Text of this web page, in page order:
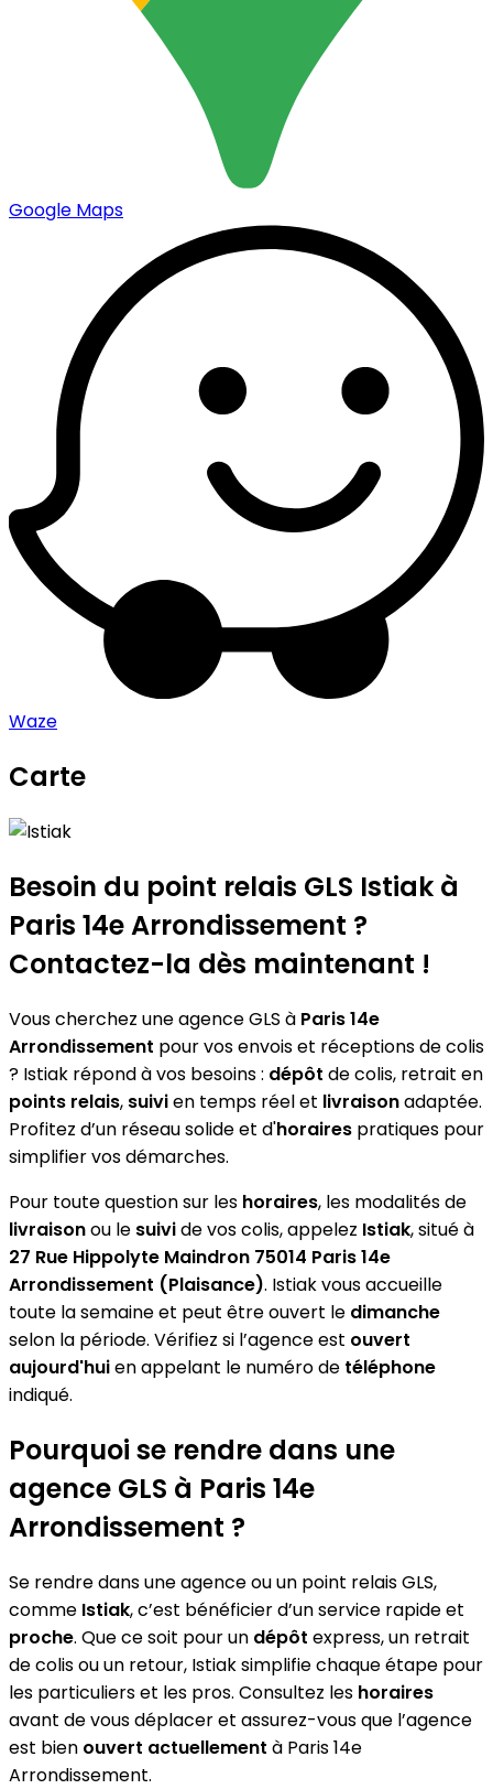
Google Maps
Waze
Carte
+
−
Besoin du point relais GLS Istiak à
Paris 14e Arrondissement ?
Contactez-la dès maintenant !
Vous cherchez une agence GLS à Paris 14e
Arrondissement pour vos envois et réceptions de colis
? Istiak répond à vos besoins : dépôt de colis, retrait en
points relais, suivien temps réel et livraisonadaptée.
Profitez d’un réseau solide et d'horaires pratiques pour
simplifier vos démarches.
Pour toute question sur les horaires, les modalités de
livraisonou le suivide vos colis, appelez Istiak, situé à
27 Rue Hippolyte Maindron 75014 Paris 14e
Arrondissement (Plaisance). Istiak vous accueille
toute la semaine et peut être ouvert le dimanche
selon la période. Vérifiez si l’agence est ouvert
aujourd'huien appelant le numéro de téléphone
indiqué.
Pourquoi se rendre dans une
agence GLS à Paris 14e
Arrondissement ?
Se rendre dans une agence ou un point relais GLS,
comme Istiak, c’est bénéficier d’un service rapide et
proche. Que ce soit pour un dépôt express, un retrait
de colis ou un retour, Istiak simplifie chaque étape pour
les particuliers et les pros. Consultez les horaires
avant de vous déplacer et assurez-vous que l’agence
est bien ouvert actuellement à Paris 14e
Arrondissement.